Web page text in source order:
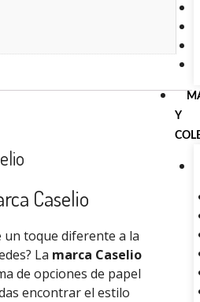
Y
Caselio
un toque diferente a la
La marca Caselio
de opciones de papel
encontrar el estilo